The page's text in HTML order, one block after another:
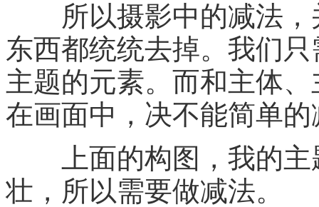
所以摄影中的减法
东西都统统去掉。我们
主题的元素。而和主体
在画面中，决不能简单的
上面的构图，我的主
壮，所以需要做减法。